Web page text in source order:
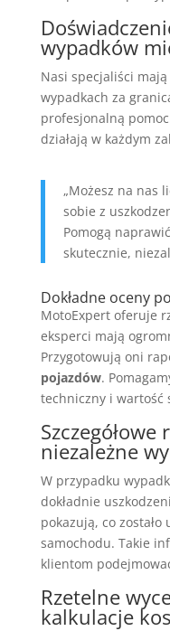
wypadków
Nasi specjaliści
wypadkach za
profesjonalną
działają w każdym
„Możesz na nas
sobie z
Pomogą
skutecznie,
Dokładne oceny
MotoExpert oferuje
eksperci mają
Przygotowują oni
pojazdów.
techniczny i wartość
niezależne
W przypadku
dokładnie
pokazują, co
samochodu. Takie
klientom
Rzetelne
kalkulacje